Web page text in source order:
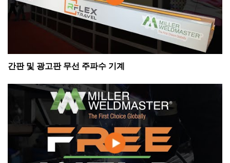
간판 및 광고판 무선 주파수 기계